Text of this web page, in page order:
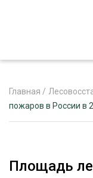
Главная /
пожаров в России в
Площадь